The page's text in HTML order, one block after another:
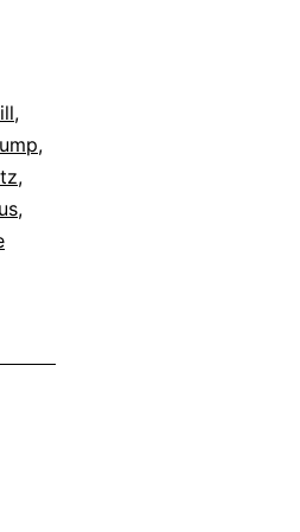
,
,
,
,